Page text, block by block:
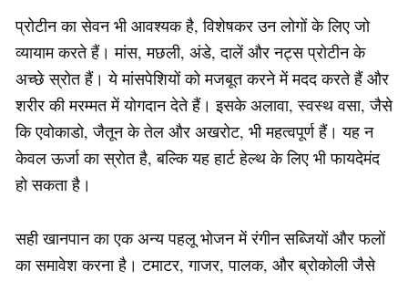
प्रोटीन का सेवन भी आवश्यक है, विशेषकर उन लोगों के लिए जो
व्यायाम करते हैं। मांस, मछली, अंडे, दालें और नट्स प्रोटीन के
अच्छे स्रोत हैं। ये मांसपेशियों को मजबूत करने में मदद करते हैं और
शरीर की मरम्मत में योगदान देते हैं। इसके अलावा, स्वस्थ वसा, जैसे
कि एवोकाडो, जैतून के तेल और अखरोट, भी महत्वपूर्ण हैं। यह न
केवल ऊर्जा का स्रोत है, बल्कि यह हार्ट हेल्थ के लिए भी फायदेमंद
हो सकता है।
सही खानपान का एक अन्य पहलू भोजन में रंगीन सब्जियों और फलों
का समावेश करना है। टमाटर, गाजर, पालक, और ब्रोकोली जैसे